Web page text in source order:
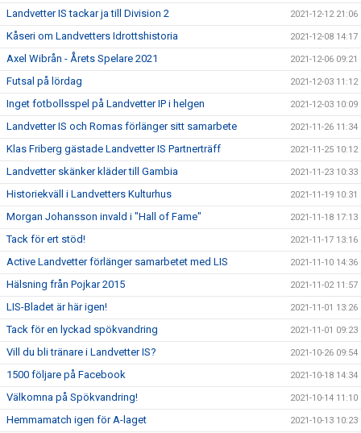
Landvetter IS tackar ja till Division 2 2021-12-12 21:06
Kåseri om Landvetters Idrottshistoria 2021-12-08 14:17
Axel Wibrån - Årets Spelare 2021 2021-12-06 09:21
Futsal på lördag 2021-12-03 11:12
Inget fotbollsspel på Landvetter IP i helgen 2021-12-03 10:09
Landvetter IS och Romas förlänger sitt samarbete 2021-11-26 11:34
Klas Friberg gästade Landvetter IS Partnerträff 2021-11-25 10:12
Landvetter skänker kläder till Gambia 2021-11-23 10:33
Historiekväll i Landvetters Kulturhus 2021-11-19 10:31
Morgan Johansson invald i "Hall of Fame" 2021-11-18 17:13
Tack för ert stöd! 2021-11-17 13:16
Active Landvetter förlänger samarbetet med LIS 2021-11-10 14:36
Hälsning från Pojkar 2015 2021-11-02 11:57
LIS-Bladet är här igen! 2021-11-01 13:26
Tack för en lyckad spökvandring 2021-11-01 09:23
Vill du bli tränare i Landvetter IS? 2021-10-26 09:54
1500 följare på Facebook 2021-10-18 14:34
Välkomna på Spökvandring! 2021-10-14 11:10
Hemmamatch igen för A-laget 2021-10-13 10:23